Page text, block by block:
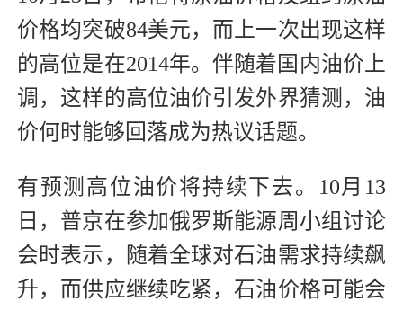
价格均突破84美元，而上一次出现这样
的高位是在2014年。伴随着国内油价上
调，这样的高位油价引发外界猜测，油
价何时能够回落成为热议话题。
有预测高位油价将持续下去。10月13
日，普京在参加俄罗斯能源周小组讨论
会时表示，随着全球对石油需求持续飙
升，而供应继续吃紧，石油价格可能会